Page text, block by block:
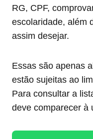
RG, CPF,
escolaridade, além
assim desejar.
Essas são apenas
estão sujeitas ao
Para consultar a
deve comparecer à